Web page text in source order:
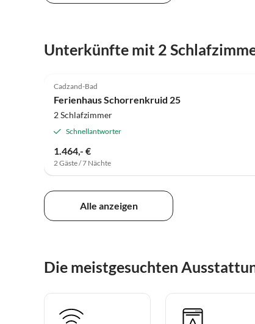
Unterkünfte mit 2
Cadzand-Bad
Ferienhaus Schorrenkruid 25
2 Schlafzimmer
Schnellantworter
1.464,- €
2 Gäste / 7 Nächte
Alle anzeigen
Die meistgesuchten